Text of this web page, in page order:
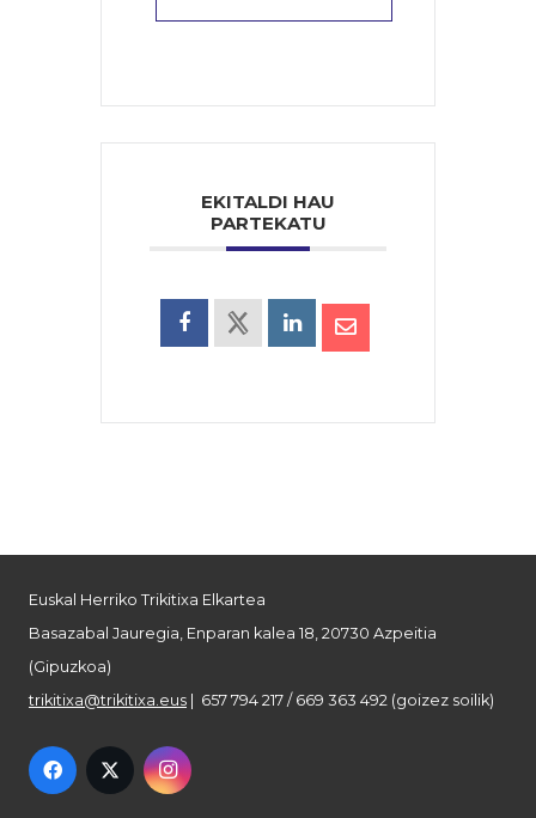
EKITALDI HAU
PARTEKATU
Euskal Herriko Trikitixa Elkartea
Basazabal Jauregia, Enparan kalea 18, 20730 Azpeitia
(Gipuzkoa)
trikitixa@trikitixa.eus | 657 794 217 / 669 363 492 (goizez soilik)